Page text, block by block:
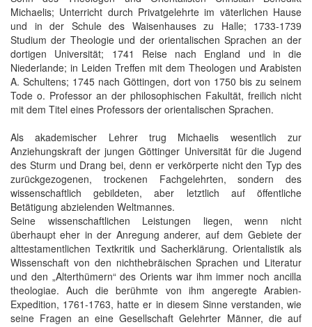
Michaelis; Unterricht durch Privatgelehrte im väterlichen Hause
und in der Schule des Waisenhauses zu Halle; 1733-1739
Studium der Theologie und der orientalischen Sprachen an der
dortigen Universität; 1741 Reise nach England und in die
Niederlande; in Leiden Treffen mit dem Theologen und Arabisten
A. Schultens; 1745 nach Göttingen, dort von 1750 bis zu seinem
Tode o. Professor an der philosophischen Fakultät, freilich nicht
mit dem Titel eines Professors der orientalischen Sprachen.
Als akademischer Lehrer trug Michaelis wesentlich zur
Anziehungskraft der jungen Göttinger Universität für die Jugend
des Sturm und Drang bei, denn er verkörperte nicht den Typ des
zurückgezogenen, trockenen Fachgelehrten, sondern des
wissenschaftlich gebildeten, aber letztlich auf öffentliche
Betätigung abzielenden Weltmannes.
Seine wissenschaftlichen Leistungen liegen, wenn nicht
überhaupt eher in der Anregung anderer, auf dem Gebiete der
alttestamentlichen Textkritik und Sacherklärung. Orientalistik als
Wissenschaft von den nichthebräischen Sprachen und Literatur
und den „Alterthümern“ des Orients war ihm immer noch ancilla
theologiae. Auch die berühmte von ihm angeregte Arabien-
Expedition, 1761-1763, hatte er in diesem Sinne verstanden, wie
seine Fragen an eine Gesellschaft Gelehrter Männer, die auf